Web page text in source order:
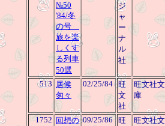
№50
'84/冬
の号
旅を楽
しくす
る列車
50選
ジ
ャ
ー
ナ
ル
社
513 居候
匆々
02/25/84 旺
文
社
旺文社文
庫
1752 回想の 09/25/86
旺
旺文社文